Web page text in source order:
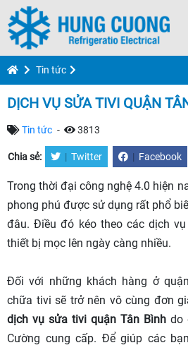
Tin tức
DỊCH VỤ SỬA TIVI QUẬN
Tin tức - 3813
Chia sẻ: | Twitter | Facebook
Trong thời đại công nghệ 4.0 hiện
phong phú được sử dụng rất phổ
đâu. Điều đó kéo theo các dịch
thiết bị mọc lên ngày càng nhiều.
Đối với những khách hàng ở
chữa tivi sẽ trở nên vô cùng đơn
dịch vụ sửa tivi quận Tân Bình do
Cường cung cấp. Để giúp các